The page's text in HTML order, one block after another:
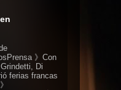
》Con
Di
ferias francas